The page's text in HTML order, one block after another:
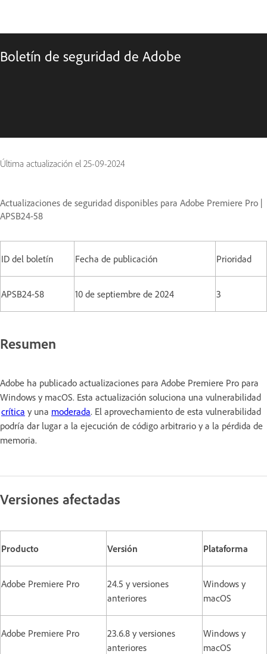
Boletín de seguridad de Adobe
Última actualización el 25-09-2024
Actualizaciones de seguridad disponibles para Adobe Premiere Pro |
APSB24-58
ID del boletín Fecha de publicación Prioridad
APSB24-58 10 de septiembre de 2024 3
Resumen
Adobe ha publicado actualizaciones para Adobe Premiere Pro para
Windows y macOS. Esta actualización soluciona una vulnerabilidad
crítica y una moderada. El aprovechamiento de esta vulnerabilidad
podría dar lugar a la ejecución de código arbitrario y a la pérdida de
memoria.
Versiones afectadas
Producto Versión Plataforma
Adobe Premiere Pro
24.5 y versiones
anteriores
Windows y
macOS
Adobe Premiere Pro
23.6.8 y versiones
anteriores
Windows y
macOS